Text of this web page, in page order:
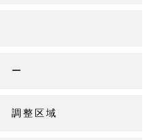
ー
調整区域